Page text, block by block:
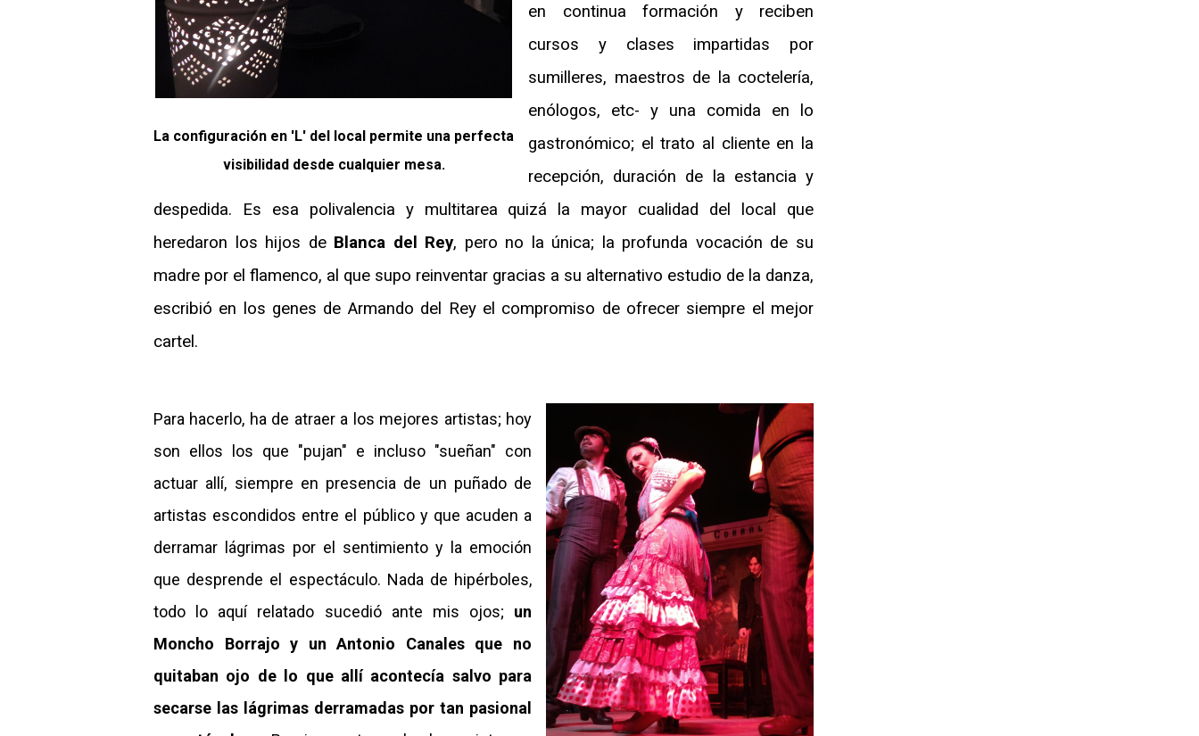
La configuración en 'L' del local permite una perfecta
visibilidad desde cualquier mesa.
en continua formación y reciben
cursos y clases impartidas por
sumilleres, maestros de la coctelería,
enólogos, etc- y una comida en lo
gastronómico; el trato al cliente en la
recepción, duración de la estancia y
despedida. Es esa polivalencia y multitarea quizá la mayor cualidad del local que
heredaron los hijos de Blanca del Rey, pero no la única; la profunda vocación de su
madre por el flamenco, al que supo reinventar gracias a su alternativo estudio de la danza,
escribió en los genes de Armando del Rey el compromiso de ofrecer siempre el mejor
cartel.
Para hacerlo, ha de atraer a los mejores artistas; hoy
son ellos los que "pujan" e incluso "sueñan" con
actuar allí, siempre en presencia de un puñado de
artistas escondidos entre el público y que acuden a
derramar lágrimas por el sentimiento y la emoción
que desprende el espectáculo. Nada de hipérboles,
todo lo aquí relatado sucedió ante mis ojos; un
Moncho Borrajo y un Antonio Canales que no
quitaban ojo de lo que allí acontecía salvo para
secarse las lágrimas derramadas por tan pasional